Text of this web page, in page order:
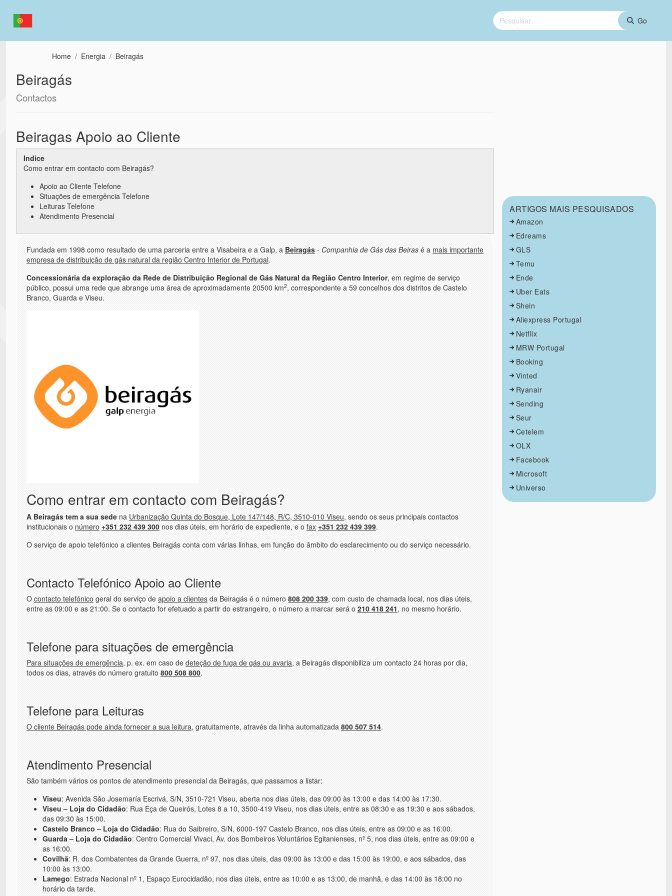
Home Energia Beiragás
Beiragás
Contactos
Beiragas Apoio ao Cliente
Indice
Como entrar em contacto com Beiragás?
Apoio ao Cliente Telefone
Situações de emergência Telefone
Leituras Telefone
Atendimento Presencial
Fundada em 1998 como resultado de uma parceria entre a Visabeira e a Galp, a Beiragás - Companhia de Gás das Beiras é a mais importante
empresa de distribuição de gás natural da região Centro Interior de Portugal.
Concessionária da exploração da Rede de Distribuição Regional de Gás Natural da Região Centro Interior, em regime de serviço
público, possui uma rede que abrange uma área de aproximadamente 20500 km2, correspondente a 59 concelhos dos distritos de Castelo
Branco, Guarda e Viseu.
Como entrar em contacto com Beiragás?
A Beiragás tem a sua sede na Urbanização Quinta do Bosque, Lote 147/148, R/C, 3510-010 Viseu, sendo os seus principais contactos
institucionais o número +351 232 439 300 nos dias úteis, em horário de expediente, e o fax +351 232 439 399.
O serviço de apoio telefónico a clientes Beiragás conta com várias linhas, em função do âmbito do esclarecimento ou do serviço necessário.
Contacto Telefónico Apoio ao Cliente
O contacto telefónico geral do serviço de apoio a clientes da Beiragás é o número 808 200 339, com custo de chamada local, nos dias úteis,
entre as 09:00 e as 21:00. Se o contacto for efetuado a partir do estrangeiro, o número a marcar será o 210 418 241, no mesmo horário.
Telefone para situações de emergência
Para situações de emergência, p. ex. em caso de deteção de fuga de gás ou avaria, a Beiragás disponibiliza um contacto 24 horas por dia,
todos os dias, através do número gratuito 800 508 800.
Telefone para Leituras
O cliente Beiragás pode ainda fornecer a sua leitura, gratuitamente, através da linha automatizada 800 507 514.
Atendimento Presencial
São também vários os pontos de atendimento presencial da Beiragás, que passamos a listar:
Viseu: Avenida São Josemaría Escrivá, S/N, 3510-721 Viseu, aberta nos dias úteis, das 09:00 às 13:00 e das 14:00 às 17:30.
Viseu – Loja do Cidadão: Rua Eça de Queirós, Lotes 8 a 10, 3500-419 Viseu, nos dias úteis, entre as 08:30 e as 19:30 e aos sábados,
das 09:30 às 15:00.
Castelo Branco – Loja do Cidadão: Rua do Saibreiro, S/N, 6000-197 Castelo Branco, nos dias úteis, entre as 09:00 e as 16:00.
Guarda – Loja do Cidadão: Centro Comercial Vivaci, Av. dos Bombeiros Voluntários Egitanienses, nº 5, nos dias úteis, entre as 09:00 e
as 16:00.
Covilhã: R. dos Combatentes da Grande Guerra, nº 97, nos dias úteis, das 09:00 às 13:00 e das 15:00 às 19:00, e aos sábados, das
10:00 às 13:00.
Lamego: Estrada Nacional nº 1, Espaço Eurocidadão, nos dias úteis, entre as 10:00 e as 13:00, de manhã, e das 14:00 às 18:00 no
horário da tarde.
ARTIGOS MAIS PESQUISADOS
Amazon
Edreams
GLS
Temu
Ende
Uber Eats
Shein
Aliexpress Portugal
Netflix
MRW Portugal
Booking
Vinted
Ryanair
Sending
Seur
Cetelem
OLX
Facebook
Microsoft
Universo